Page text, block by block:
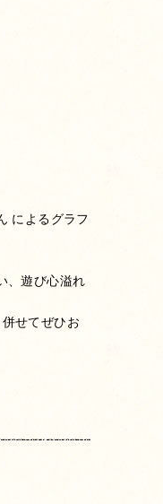
によるグラフ
、遊び心溢れ
せてぜひお